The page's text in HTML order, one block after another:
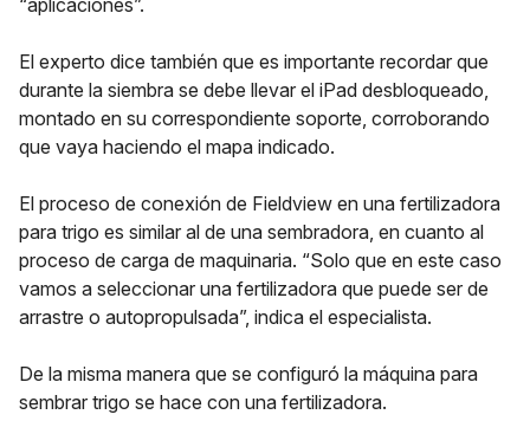
“aplicaciones”.
El experto dice también que es importante recordar que
durante la siembra se debe llevar el iPad desbloqueado,
montado en su correspondiente soporte, corroborando
que vaya haciendo el mapa indicado.
El proceso de conexión de Fieldview en una fertilizadora
para trigo es similar al de una sembradora, en cuanto al
proceso de carga de maquinaria. “Solo que en este caso
vamos a seleccionar una fertilizadora que puede ser de
arrastre o autopropulsada”, indica el especialista.
De la misma manera que se configuró la máquina para
sembrar trigo se hace con una fertilizadora.